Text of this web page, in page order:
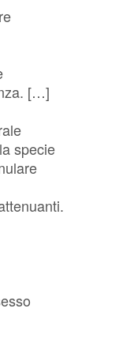
[…]
specie